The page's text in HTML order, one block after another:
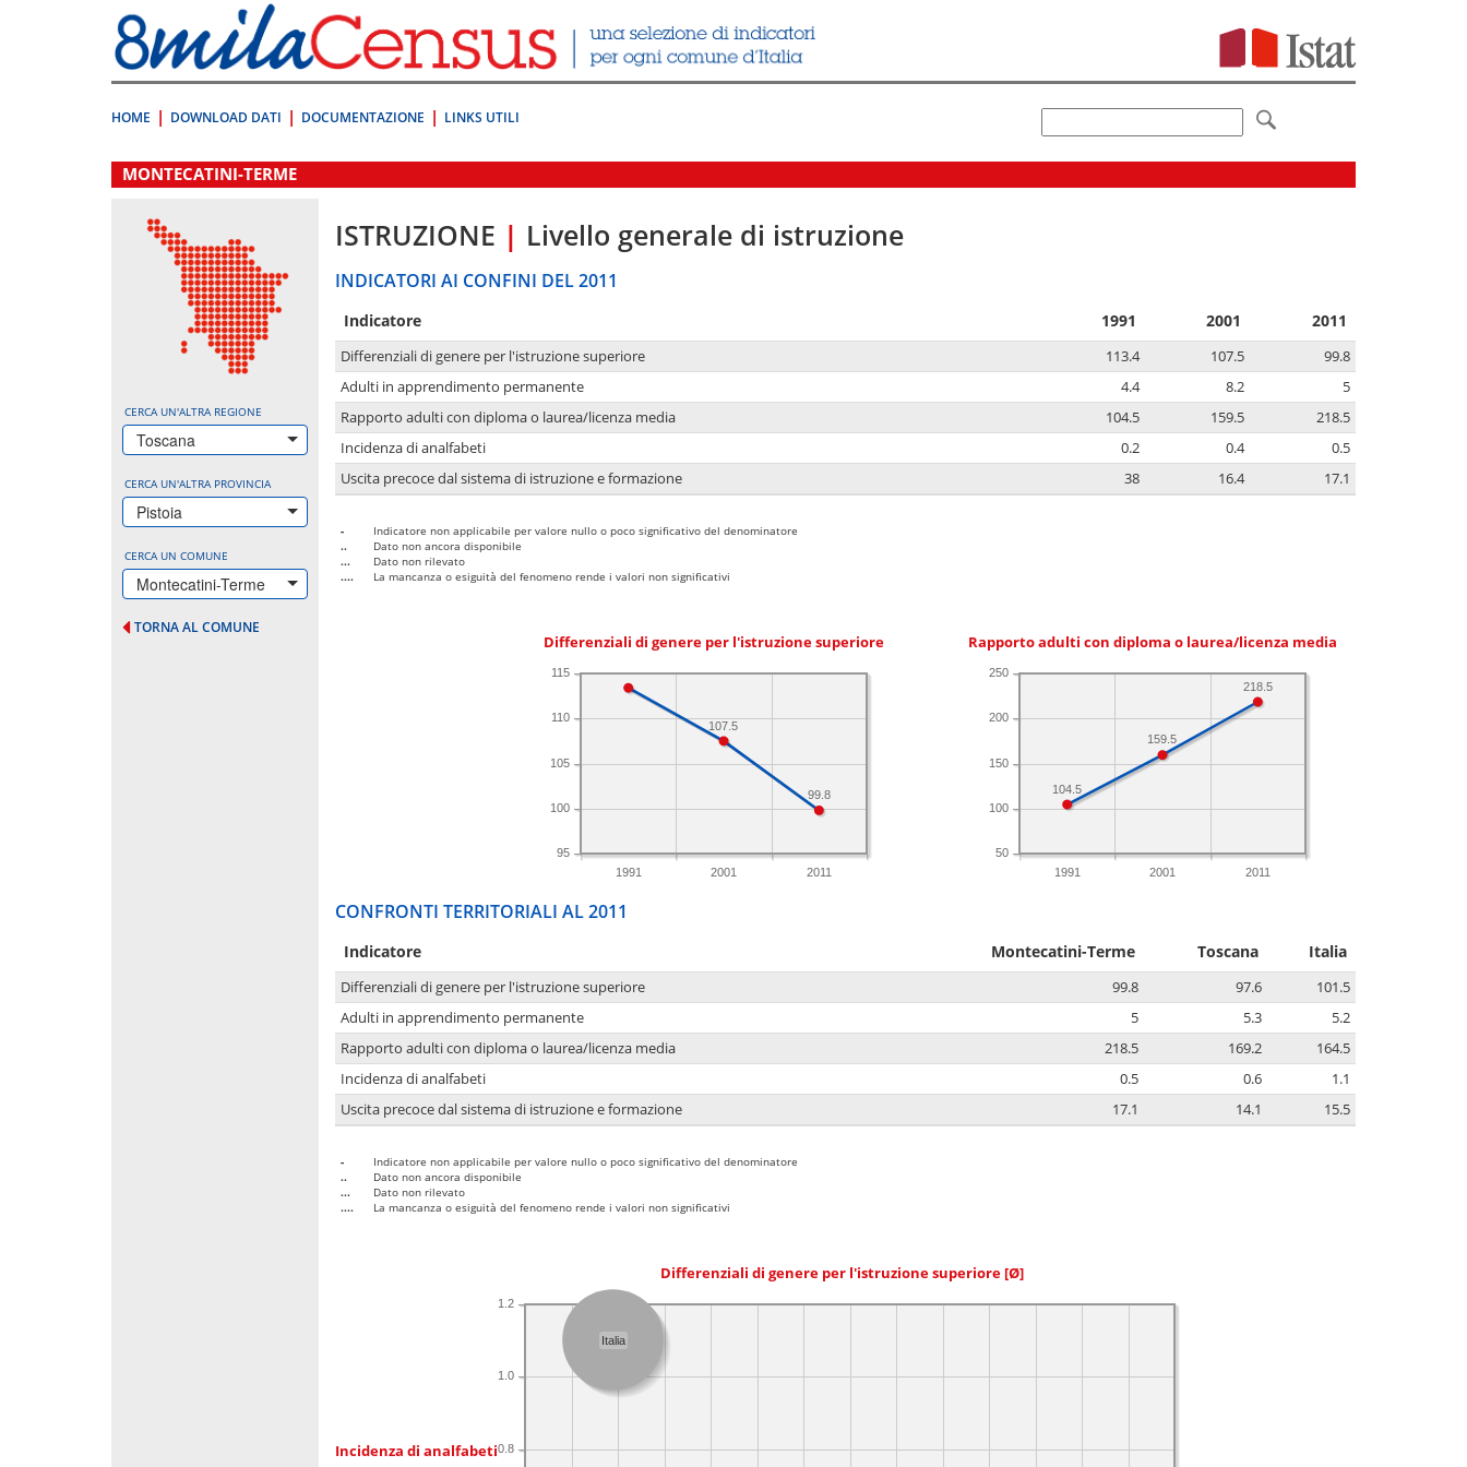
direttamente
a:
Contenuto
HOME DOWNLOAD DATI DOCUMENTAZIONE LINKS UTILI
.
MONTECATINI-TERME
CERCA UN'ALTRA REGIONE
Toscana
CERCA UN'ALTRA PROVINCIA
Pistoia
CERCA UN COMUNE
Montecatini-Terme
TORNA AL COMUNE
ISTRUZIONE | Livello generale di istruzione
INDICATORI AI CONFINI DEL 2011
Indicatore 1991 2001 2011
Differenziali di genere per l'istruzione superiore 113.4 107.5
99.8
Adulti in apprendimento permanente
4.4 8.2
5
Rapporto adulti con diploma o laurea/licenza media
104.5 159.5
218.5
Incidenza di analfabeti
0.2 0.4
0.5
Uscita precoce dal sistema di istruzione e formazione
38 16.4 17.1
-
Indicatore non applicabile per valore nullo o poco significativo del denominatore
..
Dato non ancora disponibile
...
Dato non rilevato
....
La mancanza o esiguità del fenomeno rende i valori non significativi
Differenziali di genere per l'istruzione superiore
1991 2001 2011
95
100
105
110
115
99.8
107.5
Rapporto adulti con diploma o laurea/licenza media
1991 2001 2011
50
100
150
200
250
218.5
159.5
104.5
CONFRONTI TERRITORIALI AL 2011
Indicatore Montecatini-Terme Toscana Italia
Differenziali di genere per l'istruzione superiore 99.8 97.6
101.5
Adulti in apprendimento permanente
5 5.3
5.2
Rapporto adulti con diploma o laurea/licenza media
218.5 169.2
164.5
Incidenza di analfabeti
0.5 0.6
1.1
Uscita precoce dal sistema di istruzione e formazione
17.1 14.1 15.5
-
Indicatore non applicabile per valore nullo o poco significativo del denominatore
..
Dato non ancora disponibile
...
Dato non rilevato
....
La mancanza o esiguità del fenomeno rende i valori non significativi
Differenziali di genere per l'istruzione superiore [Ø]
Incidenza di analfabeti0.8
1.0
1.2
Italia